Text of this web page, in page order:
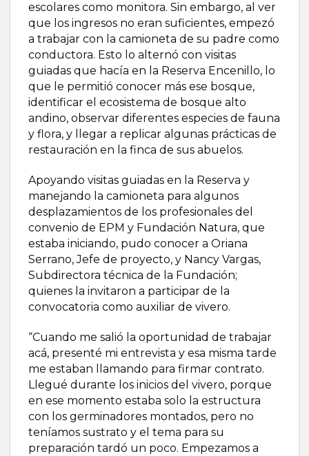
escolares como monitora. Sin embargo, al ver
que los ingresos no eran suficientes, empezó
a trabajar con la camioneta de su padre como
conductora. Esto lo alternó con visitas
guiadas que hacía en la Reserva Encenillo, lo
que le permitió conocer más ese bosque,
identificar el ecosistema de bosque alto
andino, observar diferentes especies de fauna
y flora, y llegar a replicar algunas prácticas de
restauración en la finca de sus abuelos.
Apoyando visitas guiadas en la Reserva y
manejando la camioneta para algunos
desplazamientos de los profesionales del
convenio de EPM y Fundación Natura, que
estaba iniciando, pudo conocer a Oriana
Serrano, Jefe de proyecto, y Nancy Vargas,
Subdirectora técnica de la Fundación;
quienes la invitaron a participar de la
convocatoria como auxiliar de vivero.
“Cuando me salió la oportunidad de trabajar
acá, presenté mi entrevista y esa misma tarde
me estaban llamando para firmar contrato.
Llegué durante los inicios del vivero, porque
en ese momento estaba solo la estructura
con los germinadores montados, pero no
teníamos sustrato y el tema para su
preparación tardó un poco. Empezamos a